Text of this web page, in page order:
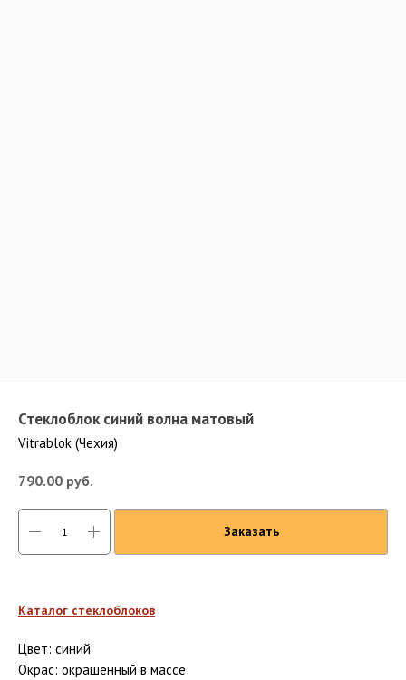
Стеклоблок синий волна матовый
Vitrablok (Чехия)
790.00 руб.
Заказать
Каталог стеклоблоков
Цвет: синий
Окрас: окрашенный в массе